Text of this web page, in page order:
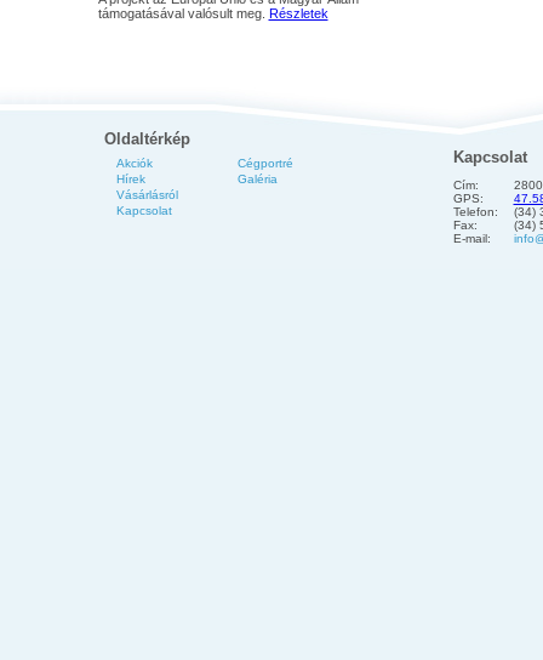
támogatásával valósult meg. Részletek
Oldaltérkép
Akciók
Hírek
Vásárlásról
Kapcsolat
Cégportré
Galéria
Kapcsolat
Cím:
GPS:
Telefon:
(34)
Fax:
(34)
E-mail: